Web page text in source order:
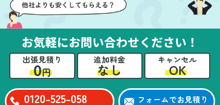
お気軽にお問い合わせください！
出張見積り
0円
追加料金
なし
キャンセル
OK
0120-525-058 フォームでお見積り